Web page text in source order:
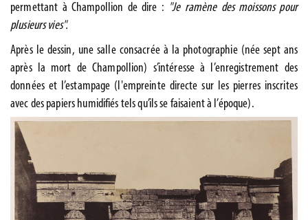
permettant à Champollion de dire : "Je ramène des moissons pour
plusieurs vies".
Après le dessin, une salle consacrée à la photographie (née sept ans
après la mort de Champollion) s’intéresse à l’enregistrement des
données et l’estampage (l'empreinte directe sur les pierres inscrites
avec des papiers humidifiés tels qu’ils se faisaient à l’époque).